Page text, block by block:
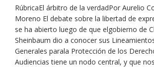
RúbricaEl árbitro de la verdadPor Aurelio
Moreno El debate sobre la libertad de
se ha abierto luego de que elgobierno de
Sheinbaum dio a conocer sus
Generales parala Protección de los
Audiencias tiene un nodo central, y que